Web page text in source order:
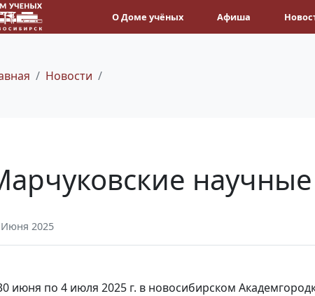
О Доме учёных Афиша
Новости
2025
июня по 4 июля 2025 г. в новосибирском